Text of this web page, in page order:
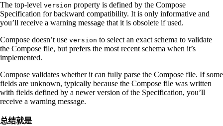
The top-level version property is defined by the Compose
Specification for backward compatibility. It is only informative and
you’ll receive a warning message that it is obsolete if used.
Compose doesn’t use version to select an exact schema to validate
the Compose file, but prefers the most recent schema when it’s
implemented.
Compose validates whether it can fully parse the Compose file. If some
fields are unknown, typically because the Compose file was written
with fields defined by a newer version of the Specification, you’ll
receive a warning message.
总结就是